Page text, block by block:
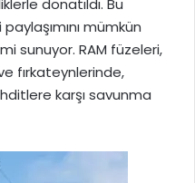
donatıldı. Bu
mümkün
sunuyor. RAM füzeleri,
fırkateynlerinde,
karşı savunma